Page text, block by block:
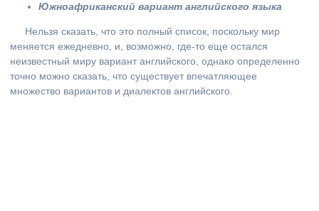
Южноафриканский вариант английского языка
Нельзя сказать, что это полный список, поскольку мир
меняется ежедневно, и, возможно, где-то еще остался
неизвестный миру вариант английского, однако определенно
точно можно сказать, что существует впечатляющее
множество вариантов и диалектов английского.